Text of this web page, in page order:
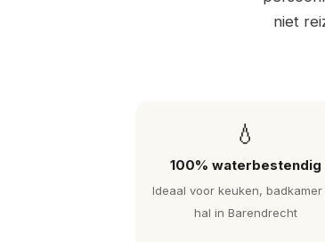
niet
💧
100% waterbestendig
Ideaal voor keuken, badkamer
hal in Barendrecht